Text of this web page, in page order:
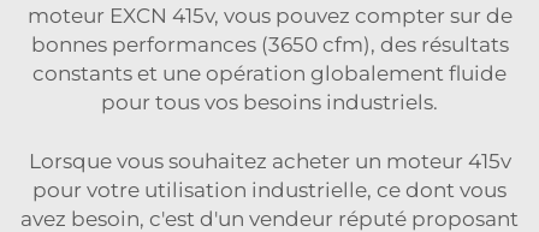
moteur EXCN 415v, vous pouvez compter sur de
bonnes performances (3650 cfm), des résultats
constants et une opération globalement fluide
pour tous vos besoins industriels.
Lorsque vous souhaitez acheter un moteur 415v
pour votre utilisation industrielle, ce dont vous
avez besoin, c'est d'un vendeur réputé proposant